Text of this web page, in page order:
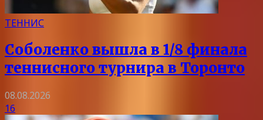
ТЕННИС
Соболенко вышла в 1/8 финала
теннисного турнира в Торонто
08.08.2026
16